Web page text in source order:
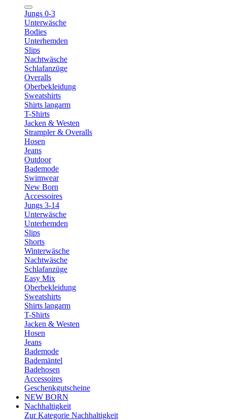
Jungs 0-3
Unterwäsche
Bodies
Unterhemden
Slips
Nachtwäsche
Schlafanzüge
Overalls
Oberbekleidung
Sweatshirts
Shirts langarm
T-Shirts
Jacken & Westen
Strampler & Overalls
Hosen
Jeans
Outdoor
Bademode
Swimwear
New Born
Accessoires
Jungs 3-14
Unterwäsche
Unterhemden
Slips
Shorts
Winterwäsche
Nachtwäsche
Schlafanzüge
Easy Mix
Oberbekleidung
Sweatshirts
Shirts langarm
T-Shirts
Jacken & Westen
Hosen
Jeans
Bademode
Bademäntel
Badehosen
Accessoires
Geschenkgutscheine
NEW BORN
Nachhaltigkeit
Zur Kategorie Nachhaltigkeit